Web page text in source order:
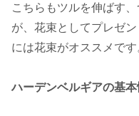
こちらもツルを伸ばす
が、花束としてプレゼ
には花束がオススメです
ハーデンベルギアの基本